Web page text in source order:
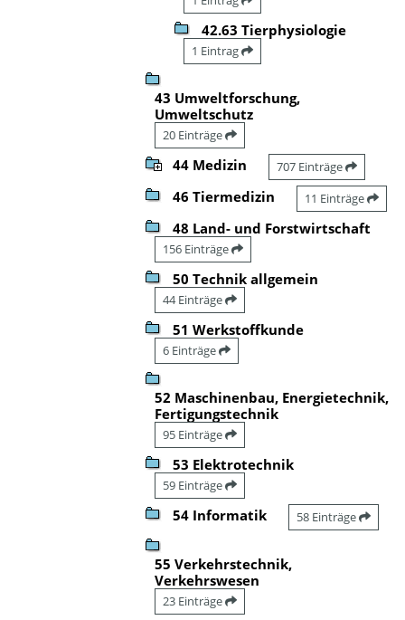
42.63 Tierphysiologie
1 Eintrag
43 Umweltforschung,
Umweltschutz
20 Einträge
44 Medizin 707 Einträge
46 Tiermedizin 11 Einträge
48 Land- und Forstwirtschaft
156 Einträge
50 Technik allgemein
44 Einträge
51 Werkstoffkunde
6 Einträge
52 Maschinenbau, Energietechnik,
Fertigungstechnik
95 Einträge
53 Elektrotechnik
59 Einträge
54 Informatik 58 Einträge
55 Verkehrstechnik,
Verkehrswesen
23 Einträge